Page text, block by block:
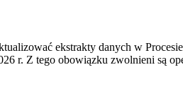
ekstrakty danych w
r. Z tego obowiązku zwolnieni są